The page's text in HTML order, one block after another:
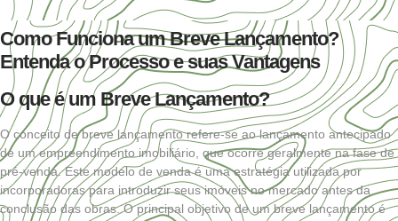
Como Funciona um Breve Lançamento?
Entenda o Processo e suas Vantagens
O que é um Breve Lançamento?
O conceito debreve lançamentorefere-se ao lançamento antecipado
de um empreendimento imobiliário, que ocorre geralmente na fase de
pré-venda.Este modelo de venda é uma estratégia utilizada por
incorporadoras para introduzir seus imóveis no mercado antes da
conclusão das obras. O principal objetivo de um breve lançamento é